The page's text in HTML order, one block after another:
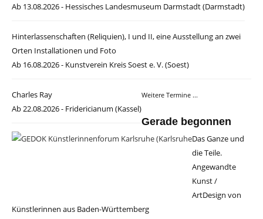
Ab 13.08.2026 - Hessisches Landesmuseum Darmstadt (Darmstadt)
Hinterlassenschaften (Reliquien), I und II, eine Ausstellung an zwei
Orten Installationen und Foto
Ab 16.08.2026 - Kunstverein Kreis Soest e. V. (Soest)
Charles Ray
Ab 22.08.2026 - Fridericianum (Kassel)
Das Ganze und
die Teile.
Angewandte
Kunst /
ArtDesign von
Künstlerinnen aus Baden-Württemberg
Weitere Termine ...
Gerade begonnen